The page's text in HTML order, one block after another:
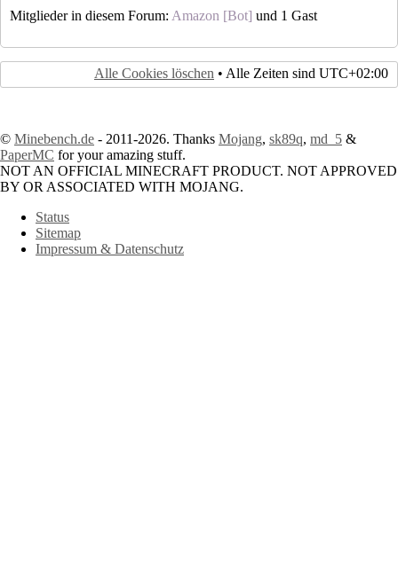
Mitglieder in diesem Forum: Amazon [Bot] und 1 Gast
Alle Cookies löschen • Alle Zeiten sind UTC+02:00
© Minebench.de - 2011-2026. Thanks Mojang, sk89q, md_5 &
PaperMC for your amazing stuff.
NOT AN OFFICIAL MINECRAFT PRODUCT. NOT APPROVED
BY OR ASSOCIATED WITH MOJANG.
Status
Sitemap
Impressum & Datenschutz